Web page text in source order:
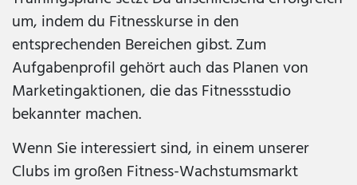
um, indem du Fitnesskurse in den
entsprechenden Bereichen gibst. Zum
Aufgabenprofil gehört auch das Planen von
Marketingaktionen, die das Fitnessstudio
bekannter machen.
Wenn Sie interessiert sind, in einem unserer
Clubs im großen Fitness-Wachstumsmarkt